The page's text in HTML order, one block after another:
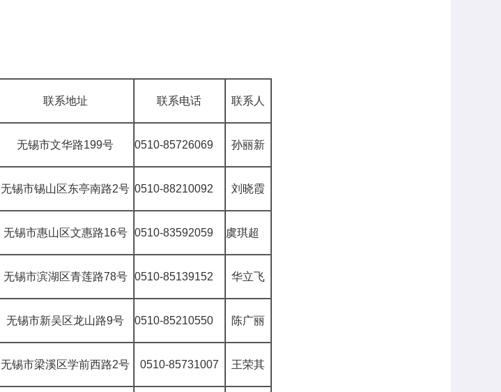
联系地址 联系电话 联系人
无锡市文华路199号 0510-85726069 孙丽新
无锡市锡山区东亭南路2号 0510-88210092 刘晓霞
无锡市惠山区文惠路16号 0510-83592059 虞琪超
无锡市滨湖区青莲路78号 0510-85139152 华立飞
无锡市新吴区龙山路9号 0510-85210550 陈广丽
无锡市梁溪区学前西路2号 0510-85731007 王荣其